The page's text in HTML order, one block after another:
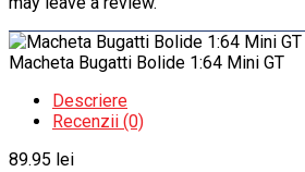
Macheta Bugatti Bolide 1:64 Mini GT
Descriere
Recenzii (0)
89.95 lei